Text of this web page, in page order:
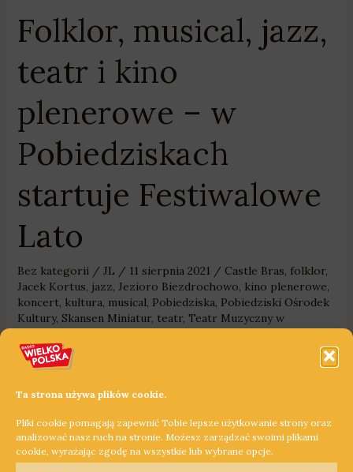
Ta strona używa plików cookie.
Pliki cookie pomagają zapewnić Tobie lepsze użytkowanie strony oraz
analizować nasz ruch na stronie. Możesz zarządzać swoimi plikami
cookie, wyrażając zgodę na wszystkie lub wybrane opcje.
Folklor, musical, jazz,
teatr i kino
plenerowe – w
Pobiedziskach
startuje Festiwalowe
Lato
Bez kategorii/ JL / 11 sierpnia 2021 / Castle Bras, folklor,
Jacek Kortus, jazz, Jezioro Biezdrochowo, kino plenerowe,
koncert, kultura, musical, Pobiedziska, Pobiedziski Ośrodek
Kultury, Skansen Miniatur, teatr, Teatr Muzyczny w
Trzy weekendy przepełnione ucztą muzyczną i kinem o
ramach Festiwalowego Lata, na które zaprasza dyrektor
Pobiedziskiego Ośrodka Kultury, Joanna Horodko.
Dowiedz się więcej »